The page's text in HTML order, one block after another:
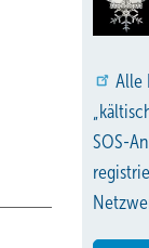
Alle
SOS-